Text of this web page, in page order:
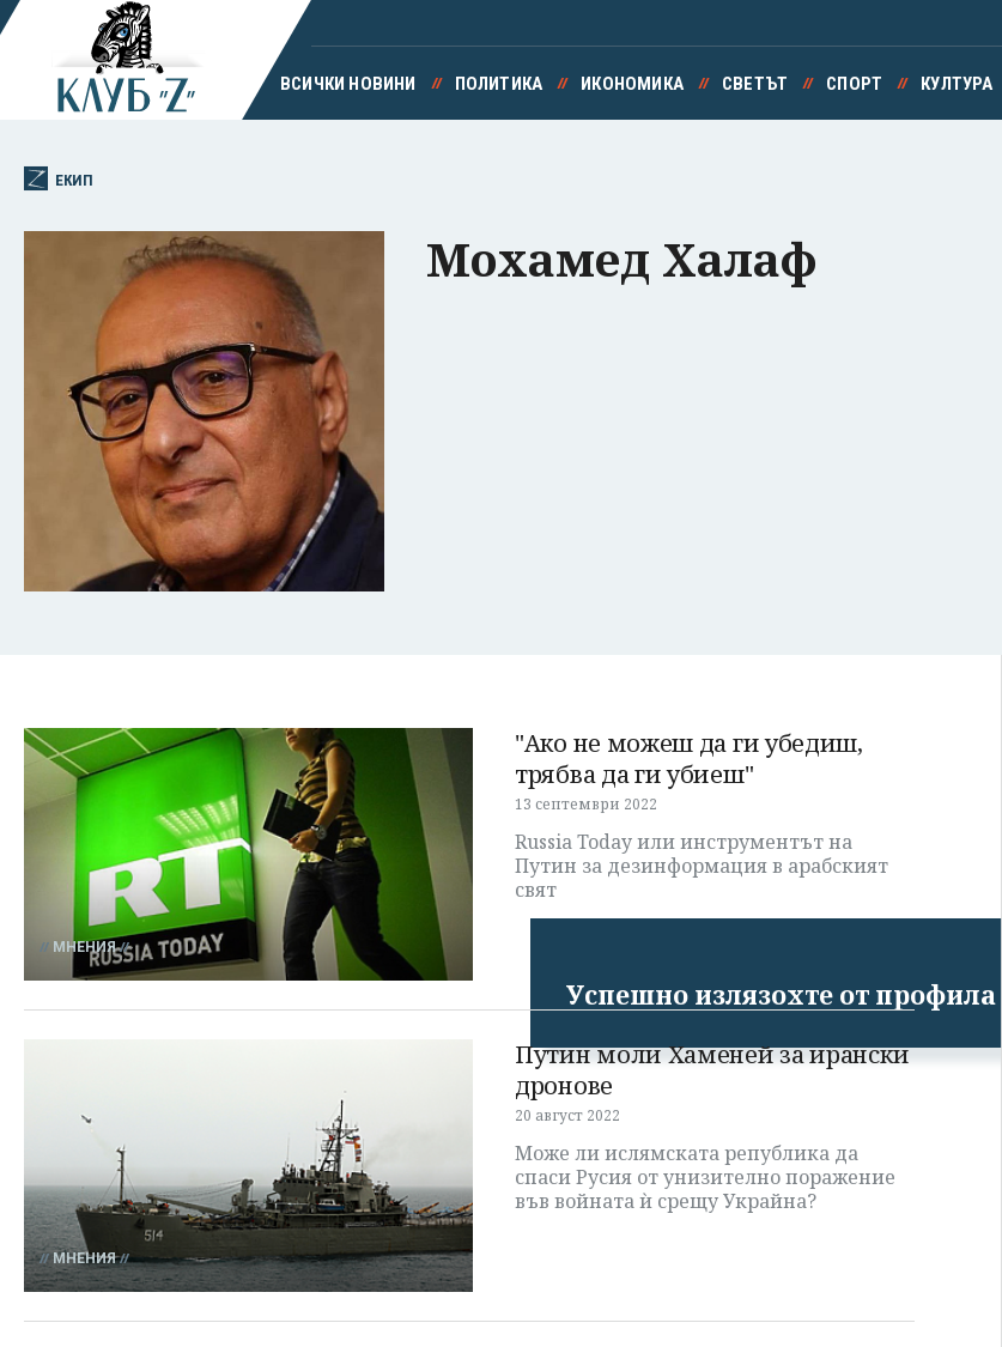
Успешно излязохте от профила
ВСИЧКИ НОВИНИ ПОЛИТИКА ИКОНОМИКА СВЕТЪТ СПОРТ КУЛТУРА
ЕКИП
Мохамед Халаф
МНЕНИЯ
"Ако не можеш да ги убедиш,
трябва да ги убиеш"
13 септември 2022
Russia Today или инструментът на
Путин за дезинформация в арабският
свят
МНЕНИЯ
Путин моли Хаменей за ирански
дронове
20 август 2022
Може ли ислямската република да
спаси Русия от унизително поражение
във войната ѝ срещу Украйна?